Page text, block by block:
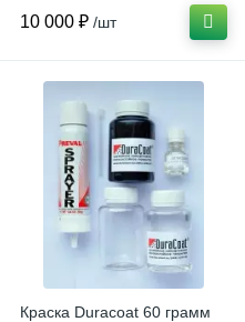
10 000 ₽ /шт
Краска Duracoat 60 грамм